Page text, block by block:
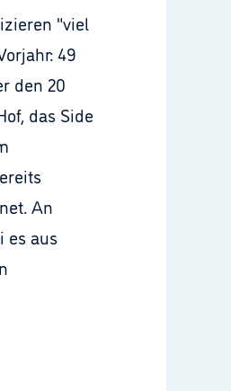
"viel
49
den 20
das Side
An
es aus